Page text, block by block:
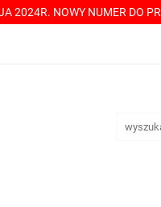
2024R. NOWY NUMER DO